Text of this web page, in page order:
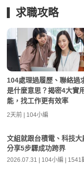
求職攻略
104處理過履歷、聯絡過
是什麼意思？揭密4大實
能，找工作更有效率
2天前 | 104小編
文組就跟台積電、科技
分享5步驟成功跨界
2026.07.31 | 104小編 | 1541